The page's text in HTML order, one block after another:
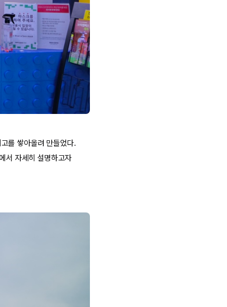
를 쌓아올려 만들었다.
서 자세히 설명하고자